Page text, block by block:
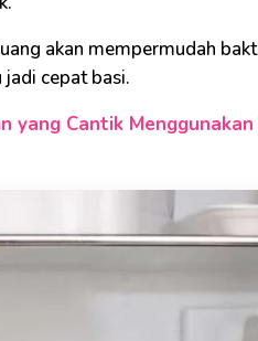
akan mempermudah
cepat basi.
yang Cantik Menggunakan